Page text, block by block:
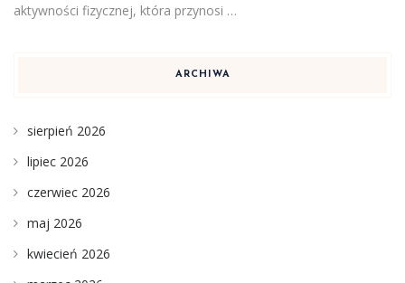
aktywności fizycznej, która przynosi …
ARCHIWA
sierpień 2026
lipiec 2026
czerwiec 2026
maj 2026
kwiecień 2026